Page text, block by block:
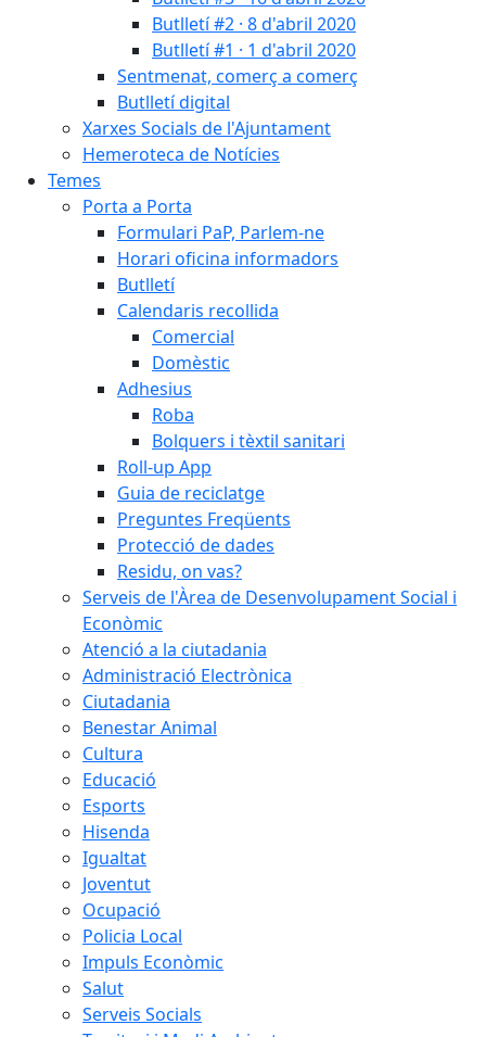
Butlletí #2 · 8 d'abril 2020
Butlletí #1 · 1 d'abril 2020
Sentmenat, comerç a comerç
Butlletí digital
Xarxes Socials de l'Ajuntament
Hemeroteca de Notícies
Temes
Porta a Porta
Formulari PaP, Parlem-ne
Horari oficina informadors
Butlletí
Calendaris recollida
Comercial
Domèstic
Adhesius
Roba
Bolquers i tèxtil sanitari
Roll-up App
Guia de reciclatge
Preguntes Freqüents
Protecció de dades
Residu, on vas?
Serveis de l'Àrea de Desenvolupament Social i
Econòmic
Atenció a la ciutadania
Administració Electrònica
Ciutadania
Benestar Animal
Cultura
Educació
Esports
Hisenda
Igualtat
Joventut
Ocupació
Policia Local
Impuls Econòmic
Salut
Serveis Socials